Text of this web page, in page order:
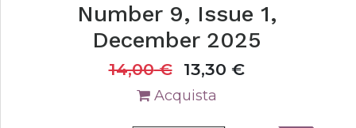
Number 9, Issue 1,
December 2025
14,00€ 13,30 €
Acquista